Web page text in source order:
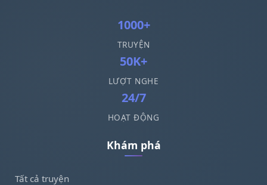
1000+
TRUYỆN
50K+
LƯỢT NGHE
24/7
HOẠT ĐỘNG
Khám phá
Tất cả truyện